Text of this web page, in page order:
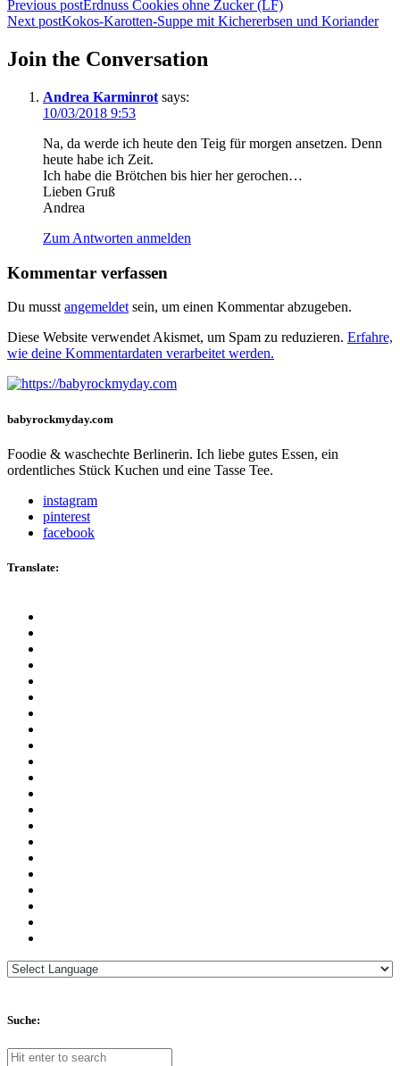
Beitragsnavigation
Previous postErdnuss Cookies ohne Zucker (LF)
Next postKokos-Karotten-Suppe mit Kichererbsen und Koriander
Join the Conversation
Andrea Karminrot says:
10/03/2018 9:53
Na, da werde ich heute den Teig für morgen ansetzen. Denn
heute habe ich Zeit.
Ich habe die Brötchen bis hier her gerochen…
Lieben Gruß
Andrea
Zum Antworten anmelden
Kommentar verfassen
Du musstangemeldetsein, um einen Kommentar abzugeben.
Diese Website verwendet Akismet, um Spam zu reduzieren. Erfahre,
wie deine Kommentardaten verarbeitet werden.
babyrockmyday.com
Foodie & waschechte Berlinerin. Ich liebe gutes Essen, ein
ordentliches Stück Kuchen und eine Tasse Tee.
instagram
pinterest
facebook
Translate:
Suche: